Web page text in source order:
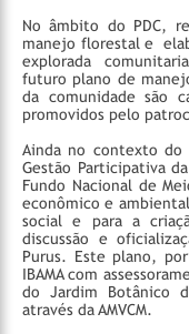
No âmbito do PDC,
manejo florestal e
explorada
futuro plano de
da comunidade são
promovidos pelo
Ainda no contexto do
Gestão Participativa
Fundo Nacional de
econômico e
social e para a
discussão e
Purus. Este plano,
IBAMA com
do Jardim Botânico
através da AMVCM.